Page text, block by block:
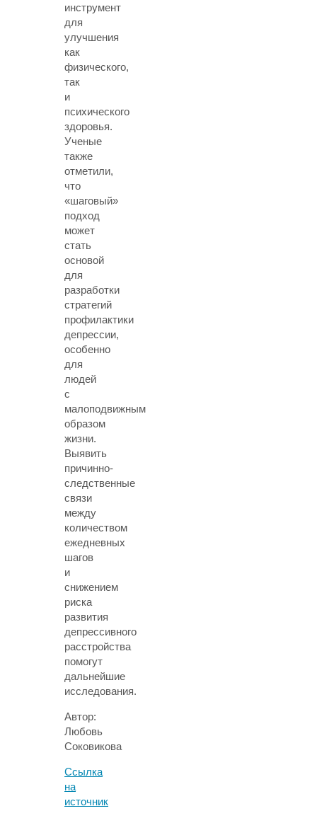
инструмент
для
улучшения
как
физического,
так
и
психического
здоровья.
Ученые
также
отметили,
что
«шаговый»
подход
может
стать
основой
для
разработки
стратегий
профилактики
депрессии,
особенно
для
людей
с
малоподвижным
образом
жизни.
Выявить
причинно-
следственные
связи
между
количеством
ежедневных
шагов
и
снижением
риска
развития
депрессивного
расстройства
помогут
дальнейшие
исследования.
Автор:
Любовь
Соковикова
Ссылка
на
источник